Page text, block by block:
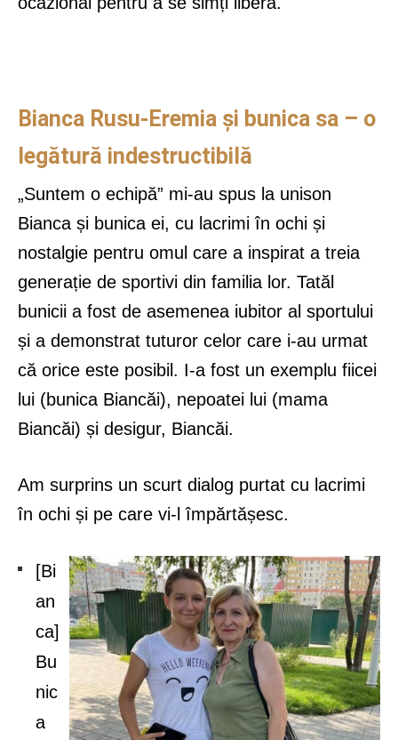
Bianca Rusu-Eremia și bunica sa – o
legătură indestructibilă
„Suntem o echipă” mi-au spus la unison
Bianca și bunica ei, cu lacrimi în ochi și
nostalgie pentru omul care a inspirat a treia
generație de sportivi din familia lor. Tatăl
bunicii a fost de asemenea iubitor al sportului
și a demonstrat tuturor celor care i-au urmat
că orice este posibil. I-a fost un exemplu fiicei
lui (bunica Biancăi), nepoatei lui (mama
Biancăi) și desigur, Biancăi.
Am surprins un scurt dialog purtat cu lacrimi
în ochi și pe care vi-l împărtășesc.
[Bi
an
ca]
Bu
nic
a